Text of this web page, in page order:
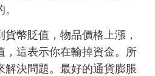
幣貶值，物品價格上漲，
，這表示你在輸掉資金。所
解決問題。最好的通貨膨脹